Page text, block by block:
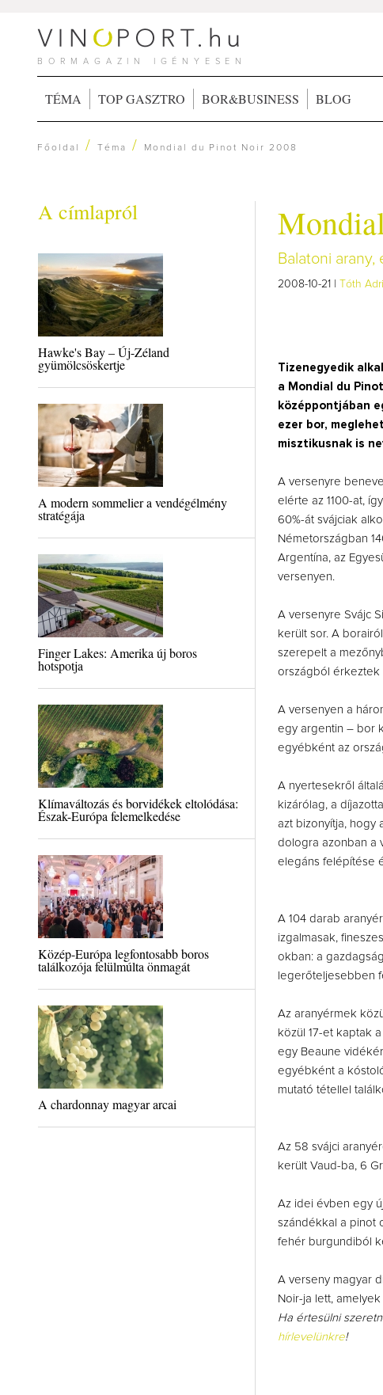
BORMAGAZIN IGÉNYESEN
TÉMA TOP GASZTRO BOR&BUSINESS BLOG
Főoldal /Téma / Mondial du Pinot Noir 2008
A címlapról
Hawke's Bay – Új-Zéland
gyümölcsöskertje
A modern sommelier a vendégélmény
stratégája
Finger Lakes: Amerika új boros
hotspotja
Klímaváltozás és borvidékek eltolódása:
Észak-Európa felemelkedése
Közép-Európa legfontosabb boros
találkozója felülmúlta önmagát
A chardonnay magyar arcai
Balatoni arany,
2008-10-21 | Tóth
Tizenegyedik
a Mondial du
középpontjában
ezer bor,
misztikusnak is
A versenyre
elérte az 1100-at,
60%-át svájciak
Németországban
Argentína, az
versenyen.
A versenyre Svájc
került sor. A
szerepelt a
országból érkeztek
A versenyen a
egy argentin – bor
egyébként az
A nyertesekről
kizárólag, a
azt bizonyítja, hogy
dologra azonban a
elegáns felépítése
A 104 darab
izgalmasak,
okban: a
legerőteljesebben
Az aranyérmek
közül 17-et kaptak
egy Beaune
egyébként a
mutató tétellel
Az 58 svájci
került Vaud-ba, 6
Az idei évben egy
szándékkal a pinot
fehér burgundiból
A verseny magyar
Noir-ja lett,
Ha értesülni
hírlevelünkre!